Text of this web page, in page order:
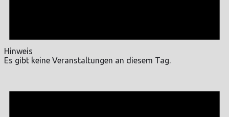
Hinweis
Es gibt keine Veranstaltungen an diesem Tag.